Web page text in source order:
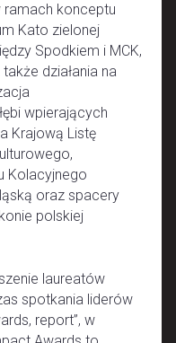
ramach konceptu
Kato zielonej
Spodkiem i MCK,
działania na
wpierających
Krajową Listę
Kolacyjnego
oraz spacery
polskiej
laureatów
spotkania liderów
report”, w